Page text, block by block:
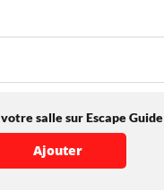
salle sur Escape Guide
Ajouter